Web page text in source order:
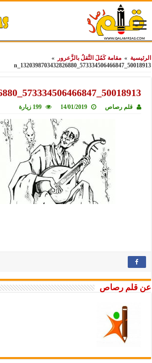
» مقامة كَمُلَ النَّقلُ بالزَّعرور »
قلم رصاص 14/01/2019 199 زيارة
رصاص